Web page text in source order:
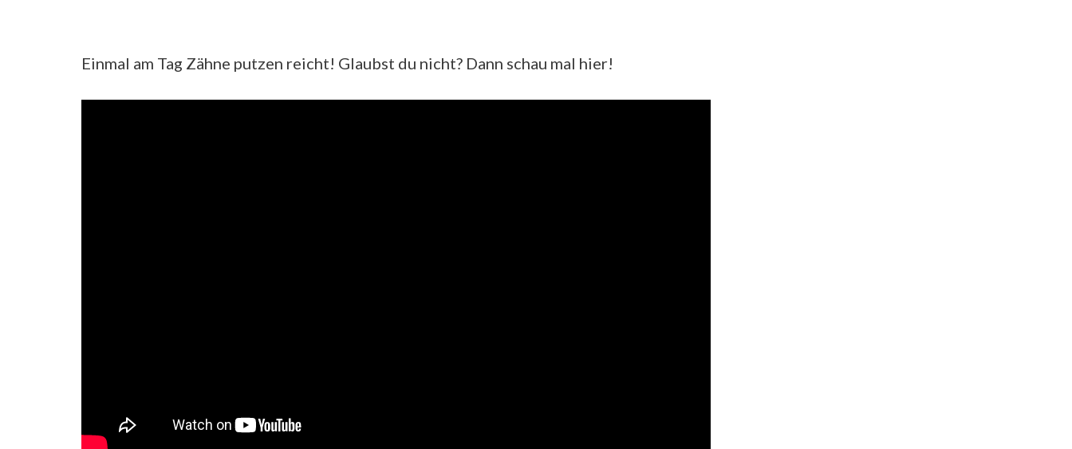
Einmal am Tag Zähne putzen reicht! Glaubst du nicht? Dann schau mal hier!